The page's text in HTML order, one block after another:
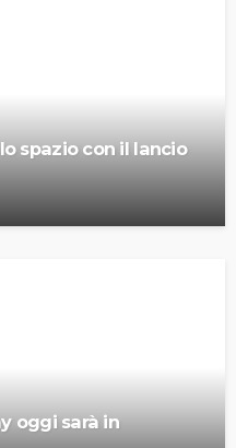
spazio con il lancio
oggi sarà in